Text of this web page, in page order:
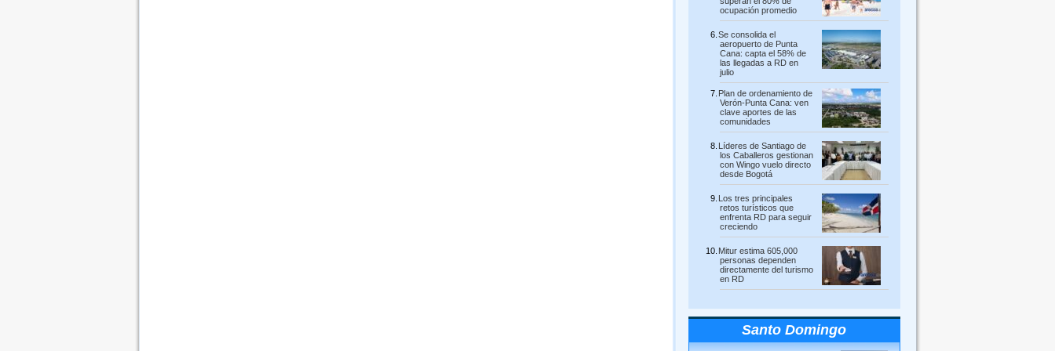
ocupación promedio
Se consolida el
aeropuerto de Punta
Cana: capta el 58% de
las llegadas a RD en
julio
Plan de ordenamiento de
Verón-Punta Cana: ven
clave aportes de las
comunidades
Líderes de Santiago de
los Caballeros gestionan
con Wingo vuelo directo
desde Bogotá
Los tres principales
retos turísticos que
enfrenta RD para seguir
creciendo
Mitur estima 605,000
personas dependen
directamente del turismo
en RD
Santo Domingo